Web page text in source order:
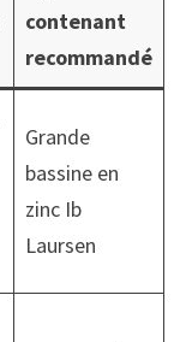
contenant
recommandé
Grande
bassine en
zinc Ib
Laursen